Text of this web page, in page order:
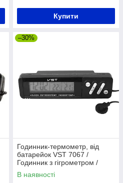
Купити
–30%
Годинник-термометр, від
батарейок VST 7067 /
Годинник з гігрометром /
Електронний годинник
настільний / Годинник для
В наявності